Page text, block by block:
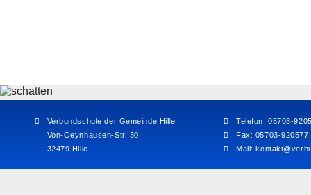
Verbundschule der Gemeinde Hille
Von-Oeynhausen-Str. 30
32479 Hille
Telefon: 05703-
Fax: 05703-920577
Mail: